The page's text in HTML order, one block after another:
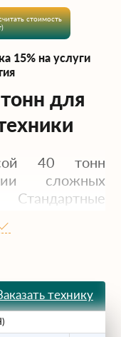
стоимость
15% на услуги
для
40 тонн
сложных
Стандартные
с такой
ГК
и многоосной
осей). Это
груза и
технику